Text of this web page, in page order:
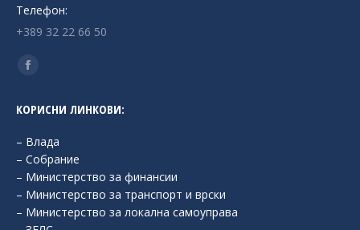
Телефон:
+389 32 22 66 50
Find us on:
Facebook
opens
in
new
window
КОРИСНИ ЛИНКОВИ:
– Влада
– Собрание
– Министерство за финансии
– Министерство за транспорт и врски
– Министерство за локална самоуправа